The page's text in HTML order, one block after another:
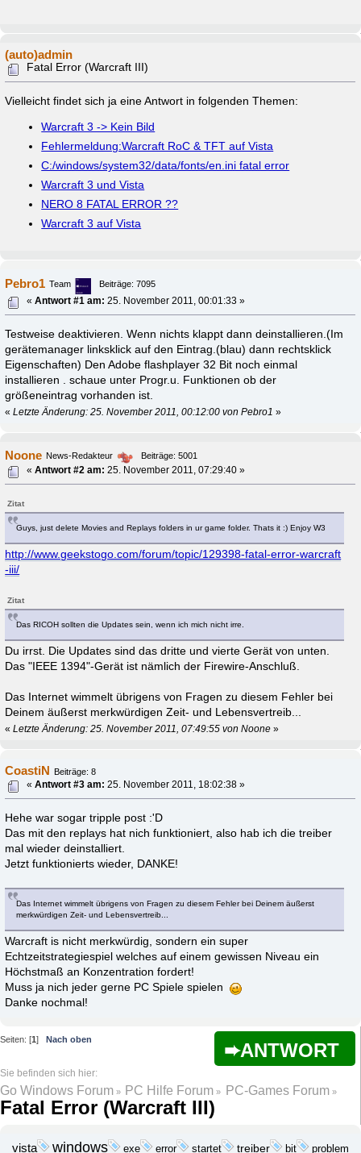
(auto)admin
Fatal Error (Warcraft III)
Vielleicht findet sich ja eine Antwort in folgenden Themen:
Warcraft 3 -> Kein Bild
Fehlermeldung:Warcraft RoC & TFT auf Vista
C:/windows/system32/data/fonts/en.ini fatal error
Warcraft 3 und Vista
NERO 8 FATAL ERROR ??
Warcraft 3 auf Vista
Pebro1 Team
Beiträge: 7095
«Antwort #1 am: 25. November 2011, 00:01:33 »
Testweise deaktivieren. Wenn nichts klappt dann deinstallieren.(Im
gerätemanager linksklick auf den Eintrag.(blau) dann rechtsklick
Eigenschaften) Den Adobe flashplayer 32 Bit noch einmal
installieren . schaue unter Progr.u. Funktionen ob der
größeneintrag vorhanden ist.
«Letzte Änderung: 25. November 2011, 00:12:00 von Pebro1 »
Noone News-Redakteur
Beiträge: 5001
«Antwort #2 am: 25. November 2011, 07:29:40 »
Zitat
Guys, just delete Movies and Replays folders in ur game folder. Thats it :) Enjoy W3
http://www.geekstogo.com/forum/topic/129398-fatal-error-warcraft
-iii/
Zitat
Das RICOH sollten die Updates sein, wenn ich mich nicht irre.
Du irrst. Die Updates sind das dritte und vierte Gerät von unten.
Das "IEEE 1394"-Gerät ist nämlich der Firewire-Anschluß.
Das Internet wimmelt übrigens von Fragen zu diesem Fehler bei
Deinem äußerst merkwürdigen Zeit- und Lebensvertreib...
«Letzte Änderung: 25. November 2011, 07:49:55 von Noone »
CoastiN Beiträge: 8
«Antwort #3 am: 25. November 2011, 18:02:38 »
Hehe war sogar tripple post :'D
Das mit den replays hat nich funktioniert, also hab ich die treiber
mal wieder deinstalliert.
Jetzt funktionierts wieder, DANKE!
Das Internet wimmelt übrigens von Fragen zu diesem Fehler bei Deinem äußerst
merkwürdigen Zeit- und Lebensvertreib...
Warcraft is nicht merkwürdig, sondern ein super
Echtzeitstrategiespiel welches auf einem gewissen Niveau ein
Höchstmaß an Konzentration fordert!
Muss ja nich jeder gerne PC Spiele spielen
Danke nochmal!
ANTWORT
Seiten: [1] Nach oben
Go Windows Forum » PC Hilfe Forum » PC-Games Forum»
Fatal Error (Warcraft III)
vista windows exe error startet treiber bit
problem